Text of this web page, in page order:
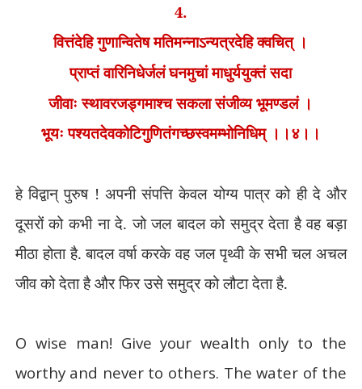
4.
वित्तंदेहि गुणान्वितेष मतिमन्नाऽन्यत्रदेहि क्वचित् ।
प्राप्तं वारिनिधेर्जलं घनमुचां माधुर्ययुक्तं सदा
जीवाः स्थावरजड्गमाश्च सकला संजीव्य भूमण्डलं ।
भूयः पश्यतदेवकोटिगुणितंगच्छस्वमम्भोनिधिम् ।।४।।
हे विद्वान् पुरुष ! अपनी संपत्ति केवल योग्य पात्र को ही दे और
दूसरों को कभी ना दे. जो जल बादल को समुद्र देता है वह बड़ा
मीठा होता है. बादल वर्षा करके वह जल पृथ्वी के सभी चल अचल
जीव को देता है और फिर उसे समुद्र को लौटा देता है.
O wise man! Give your wealth only to the
worthy and never to others. The water of the